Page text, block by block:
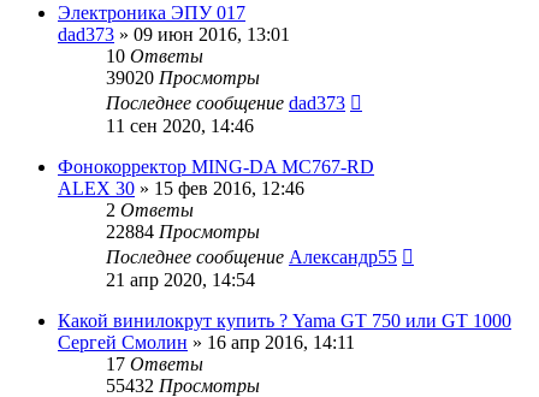
Электроника ЭПУ 017
dad373 » 09 июн 2016, 13:01
10 Ответы
39020 Просмотры
Последнее сообщение dad373
11 сен 2020, 14:46
Фонокорректор MING-DA MC767-RD
ALEX 30 » 15 фев 2016, 12:46
2 Ответы
22884 Просмотры
Последнее сообщение Александр55
21 апр 2020, 14:54
Какой винилокрут купить ? Yama GT 750 или GT 1000
Сергей Смолин » 16 апр 2016, 14:11
17 Ответы
55432 Просмотры